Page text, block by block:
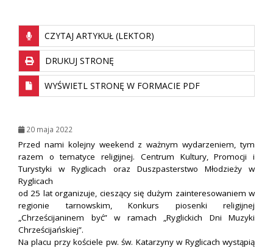
CZYTAJ ARTYKUŁ (LEKTOR)
DRUKUJ STRONĘ
WYŚWIETL STRONĘ W FORMACIE PDF
20 maja 2022
Przed nami kolejny weekend z ważnym wydarzeniem, tym
razem o tematyce religijnej. Centrum Kultury, Promocji i
Turystyki w Ryglicach oraz Duszpasterstwo Młodzieży w
Ryglicach
od 25 lat organizuje, cieszący się dużym zainteresowaniem w
regionie tarnowskim, Konkurs piosenki religijnej
„Chrześcijaninem być” w ramach „Ryglickich Dni Muzyki
Chrześcijańskiej”.
Na placu przy kościele pw. św. Katarzyny w Ryglicach wystąpią